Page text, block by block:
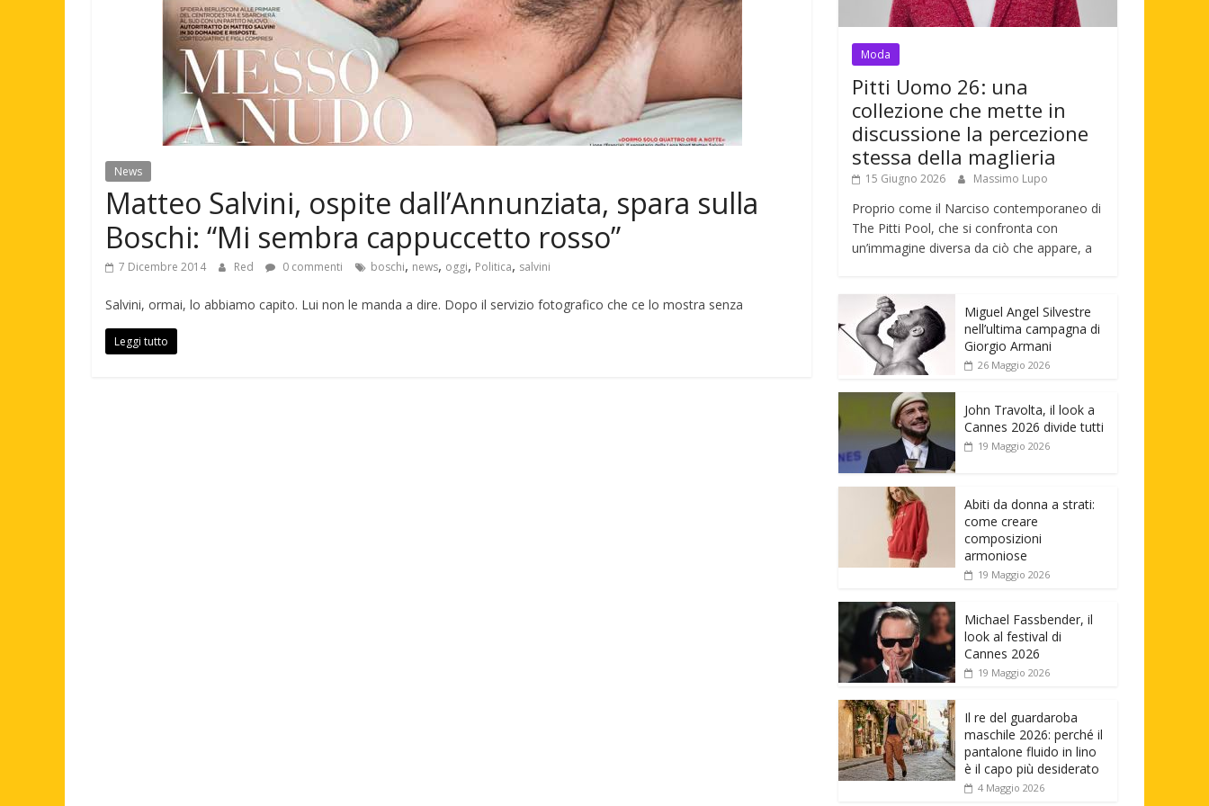
News
Matteo Salvini, ospite dall’Annunziata, spara sulla
Boschi: “Mi sembra cappuccetto rosso”
7 Dicembre 2014 Red 0 commenti boschi, news, oggi, Politica, salvini
Salvini, ormai, lo abbiamo capito. Lui non le manda a dire. Dopo il servizio fotografico che ce lo mostra senza
Leggi tutto
Moda
Pitti Uomo 26: una
collezione che mette in
discussione la percezione
stessa della maglieria
15 Giugno 2026 Massimo Lupo
Proprio come il Narciso contemporaneo di
The Pitti Pool, che si confronta con
un’immagine diversa da ciò che appare, a
Miguel Angel Silvestre
nell’ultima campagna di
Giorgio Armani
26 Maggio 2026
John Travolta, il look a
Cannes 2026 divide tutti
19 Maggio 2026
Abiti da donna a strati:
come creare
composizioni
armoniose
19 Maggio 2026
Michael Fassbender, il
look al festival di
Cannes 2026
19 Maggio 2026
Il re del guardaroba
maschile 2026: perché il
pantalone fluido in lino
è il capo più desiderato
4 Maggio 2026